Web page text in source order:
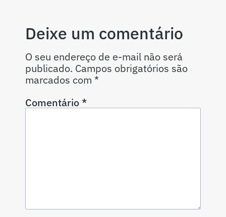
Deixe um comentário
O seu endereço de e-mail não será
publicado. Campos obrigatórios são
marcados com *
Comentário*